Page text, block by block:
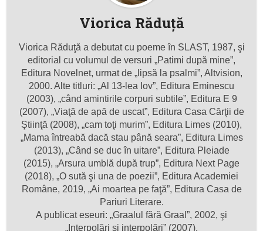
Viorica Răduţă
Viorica Răduţă a debutat cu poeme în SLAST, 1987, şi
editorial cu volumul de versuri „Patimi după mine”,
Editura Novelnet, urmat de „lipsă la psalmi”, Altvision,
2000. Alte titluri: „Al 13-lea Iov”, Editura Eminescu
(2003), „când amintirile corpuri subtile”, Editura E 9
(2007), „Viaţă de apă de uscat”, Editura Casa Cărţii de
Ştiinţă (2008), „cam toţi murim”, Editura Limes (2010),
„Mama întreabă dacă stau până seara”, Editura Limes
(2013), „Când se duc în uitare”, Editura Pleiade
(2015), „Arsura umblă după trup”, Editura Next Page
(2018), „O sută şi una de poezii”, Editura Academiei
Române, 2019, „Ai moartea pe faţă”, Editura Casa de
Pariuri Literare.
A publicat eseuri: „Graalul fără Graal”, 2002, şi
„Interpolări şi interpolări” (2007).